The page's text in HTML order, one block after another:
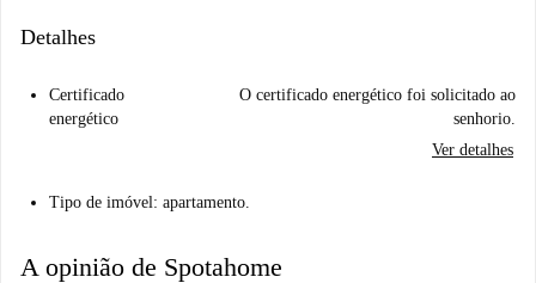
Detalhes
Certificado
energético
O certificado energético foi solicitado ao
senhorio.
Ver detalhes
Tipo de imóvel: apartamento.
A opinião de Spotahome